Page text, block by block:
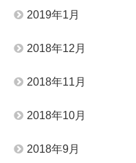
2019年1月
2018年12月
2018年11月
2018年10月
2018年9月